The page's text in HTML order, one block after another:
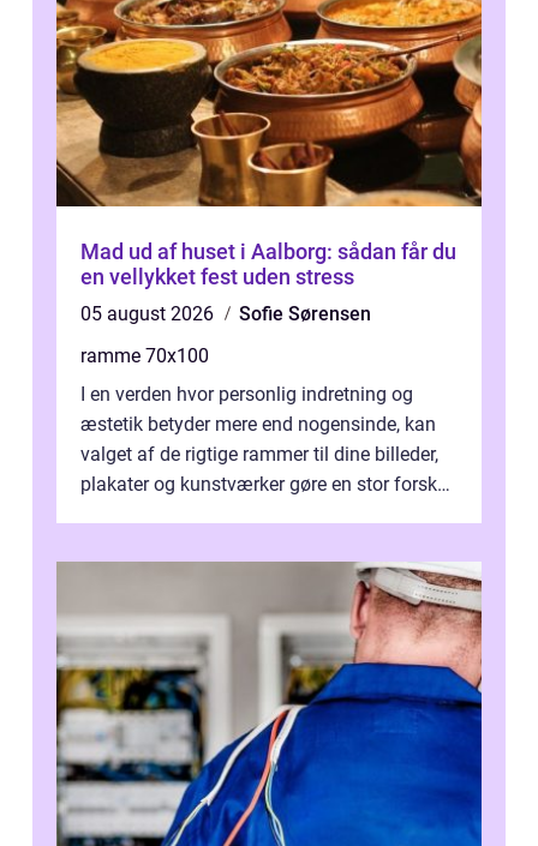
Mad ud af huset i Aalborg: sådan får du
en vellykket fest uden stress
05 august 2026
Sofie Sørensen
ramme 70x100
I en verden hvor personlig indretning og
æstetik betyder mere end nogensinde, kan
valget af de rigtige rammer til dine billeder,
plakater og kunstværker gøre en stor forskel.